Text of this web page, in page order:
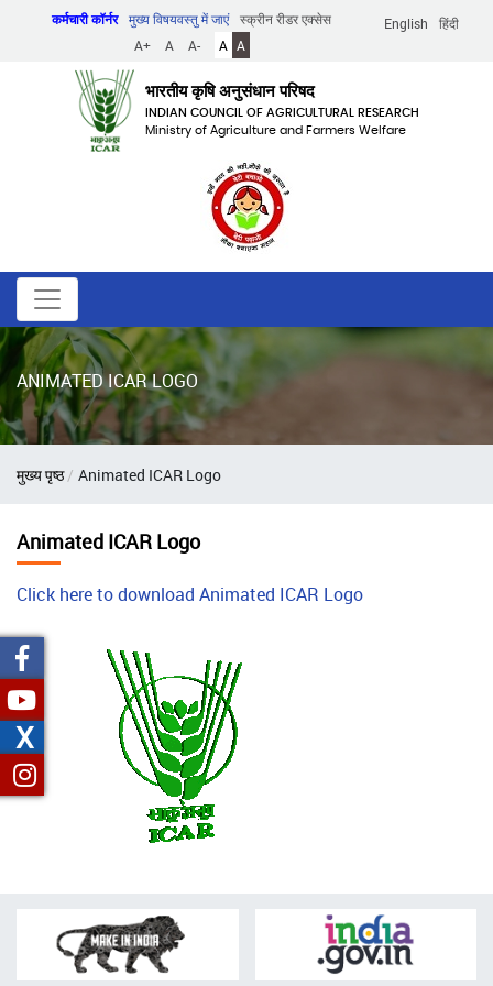
English हिंदी
कर्मचारी कॉर्नर मुख्य विषयवस्तु में जाएं
स्क्रीन रीडर एक्सेस
A+
A A- A A
भारतीय कृषि अनुसंधान परिषद
INDIAN COUNCIL OF AGRICULTURAL RESEARCH
Ministry of Agriculture and Farmers Welfare
ANIMATED ICAR LOGO
पग
मुख्य पृष्ठ Animated ICAR Logo
Animated ICAR Logo
Click here to download Animated ICAR Logo
X